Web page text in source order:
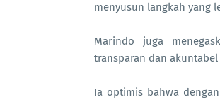
menyusun langkah yang
Marindo juga
transparan dan
Ia optimis bahwa